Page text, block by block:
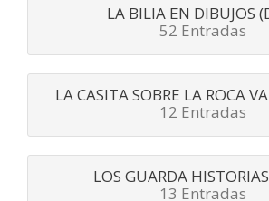
LA BILIA EN DIBUJOS
52 Entradas
LA CASITA SOBRE LA ROCA
12 Entradas
LOS GUARDA
13 Entradas